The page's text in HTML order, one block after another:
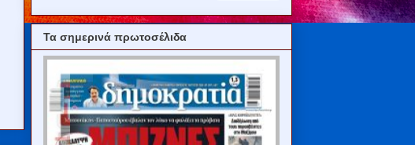
Τα σημερινά πρωτοσέλιδα